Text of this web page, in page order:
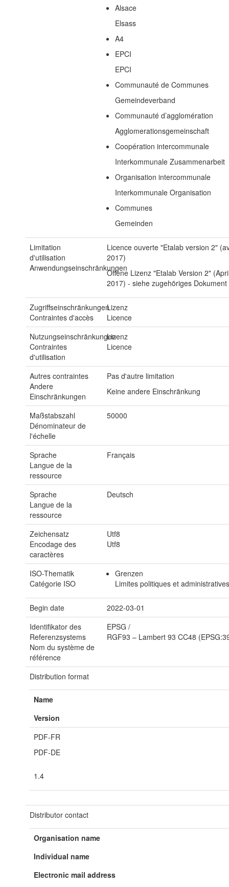
Alsace
Elsass
A4
EPCI
EPCI
Communauté de Communes
Gemeindeverband
Communauté d’agglomération
Agglomerationsgemeinschaft
Coopération intercommunale
Interkommunale Zusammenarbeit
Organisation intercommunale
Interkommunale Organisation
Communes
Gemeinden
Limitation
d'utilisation
Anwendungseinschränkungen
Licence ouverte "Etalab version 2"
2017)
Offene Lizenz "Etalab Version 2"
2017) - siehe zugehöriges Dokument
Zugriffseinschränkungen
Contraintes d'accès
Lizenz
Licence
Nutzungseinschränkungen
Contraintes
d'utilisation
Lizenz
Licence
Autres contraintes
Andere
Einschränkungen
Pas d'autre limitation
Keine andere Einschränkung
Maßstabszahl
Dénominateur de
l'échelle
50000
Sprache
Langue de la
ressource
Français
Sprache
Langue de la
ressource
Deutsch
Zeichensatz
Encodage des
caractères
Utf8
Utf8
ISO-Thematik
Catégorie ISO
Grenzen
Limites politiques et
Begin date
2022-03-01
Identifikator des
Referenzsystems
Nom du système de
référence
EPSG /
RGF93 – Lambert 93 CC48
Distribution format
Name
Version
PDF-FR
PDF-DE
1.4
Distributor contact
Organisation name
Individual name
Electronic mail address